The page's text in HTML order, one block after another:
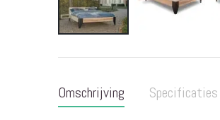
naar
begin
van
Omschrijving Specificaties